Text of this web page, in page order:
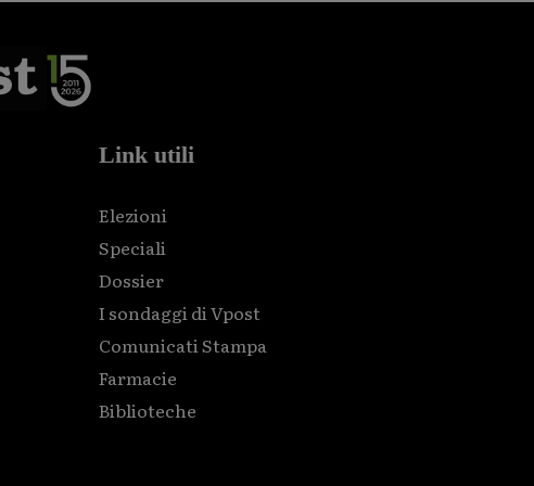
Link utili
Elezioni
Speciali
Dossier
I sondaggi di Vpost
Comunicati Stampa
Farmacie
Biblioteche